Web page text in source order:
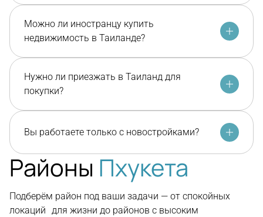
Можно ли иностранцу купить
недвижимость в Таиланде?
Нужно ли приезжать в Таиланд для
покупки?
Вы работаете только с новостройками?
Районы Пхукета
Подберём район под ваши задачи — от спокойных
локаций для жизни до районов с высоким